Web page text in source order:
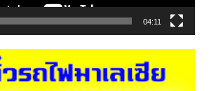
04:11